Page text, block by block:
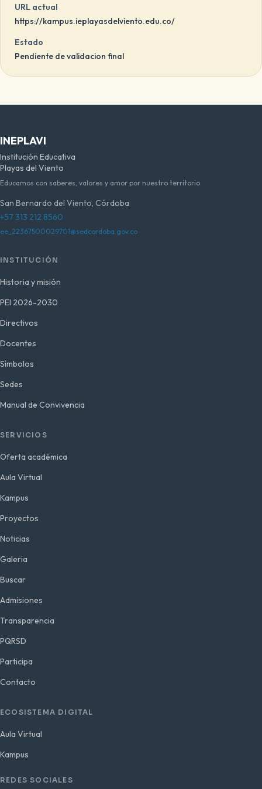
URL actual
https://kampus.ieplayasdelviento.edu.co/
Estado
Pendiente de validacion final
INEPLAVI
Institución Educativa
Playas del Viento
Educamos con saberes, valores y amor por nuestro territorio
San Bernardo del Viento, Córdoba
+57 313 212 8560
ee_22367500029701@sedcordoba.gov.co
INSTITUCIÓN
Historia y misión
PEI 2026-2030
Directivos
Docentes
Símbolos
Sedes
Manual de Convivencia
SERVICIOS
Oferta académica
Aula Virtual
Kampus
Proyectos
Noticias
Galeria
Buscar
Admisiones
Transparencia
PQRSD
Participa
Contacto
ECOSISTEMA DIGITAL
Aula Virtual
Kampus
REDES SOCIALES